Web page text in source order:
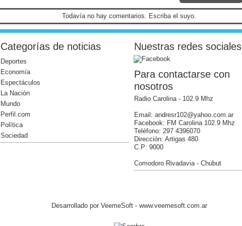
Todavía no hay comentarios. Escriba el suyo.
Categorías de noticias
Deportes
Economía
Espectáculos
La Nación
Mundo
Perfil.com
Política
Sociedad
Nuestras redes sociales
Para contactarse con
nosotros
Radio Carolina - 102.9 Mhz
Email: andresr102@yahoo.com.ar
Facebook: FM Carolina 102.9 Mhz
Teléfono: 297 4396070
Dirección: Artigas 480
C.P: 9000
Comodoro Rivadavia - Chubut
Desarrollado por VeemeSoft - www.veemesoft.com.ar